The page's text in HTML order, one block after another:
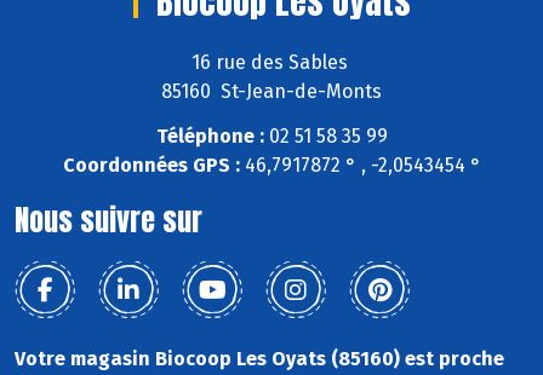
16 rue des Sables
85160 St-Jean-de-Monts
Téléphone :02 51 58 35 99
Coordonnées GPS :46,7917872 ° , -2,0543454 °
Nous suivre sur
Votre magasin Biocoop Les Oyats (85160) est proche